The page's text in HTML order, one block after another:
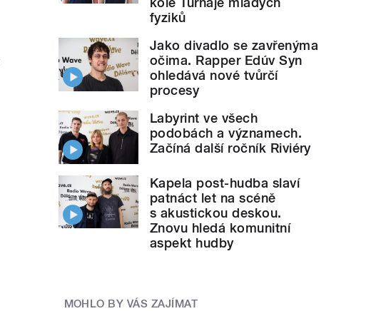
fyziků
Jako divadlo se zavřenýma
očima. Rapper Edúv Syn
ohledává nové tvůrčí
procesy
Labyrint ve všech
podobách a významech.
Začíná další ročník Riviéry
Kapela post-hudba slaví
patnáct let na scéně
s akustickou deskou.
Znovu hledá komunitní
aspekt hudby
MOHLO BY VÁS ZAJÍMAT